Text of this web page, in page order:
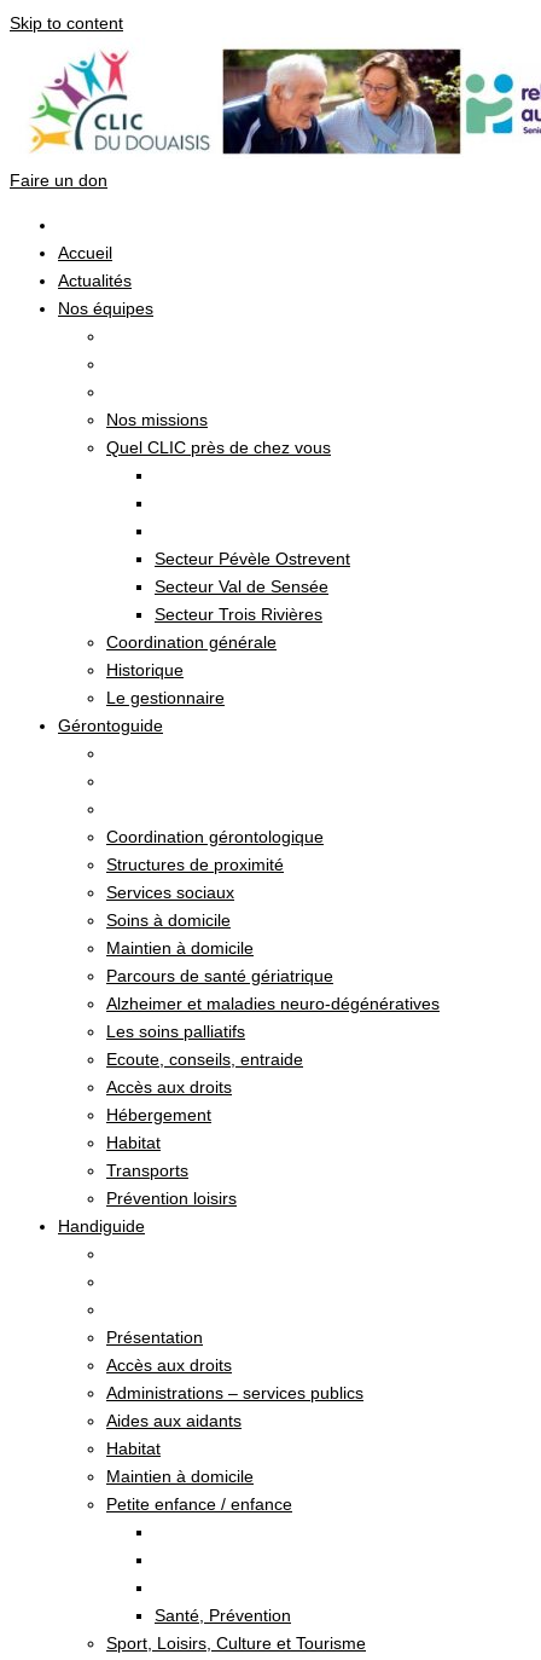
Skip to content
Faire un don
Accueil
Actualités
Nos équipes
Nos missions
Quel CLIC près de chez vous
Secteur Pévèle Ostrevent
Secteur Val de Sensée
Secteur Trois Rivières
Coordination générale
Historique
Le gestionnaire
Gérontoguide
Coordination gérontologique
Structures de proximité
Services sociaux
Soins à domicile
Maintien à domicile
Parcours de santé gériatrique
Alzheimer et maladies neuro-dégénératives
Les soins palliatifs
Ecoute, conseils, entraide
Accès aux droits
Hébergement
Habitat
Transports
Prévention loisirs
Handiguide
Présentation
Accès aux droits
Administrations – services publics
Aides aux aidants
Habitat
Maintien à domicile
Petite enfance / enfance
Santé, Prévention
Sport, Loisirs, Culture et Tourisme